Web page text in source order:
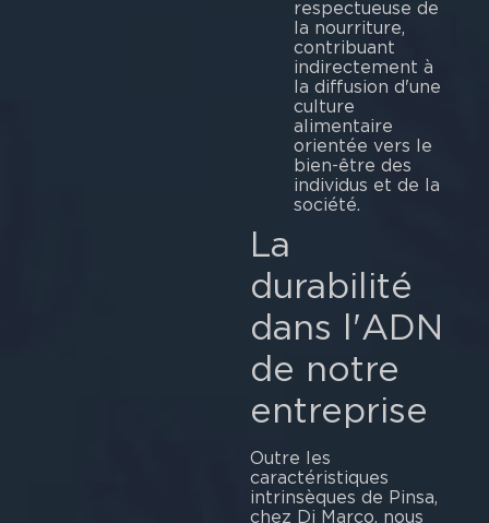
respectueuse de
la nourriture,
contribuant
indirectement à
la diffusion d'une
culture
alimentaire
orientée vers le
bien-être des
individus et de la
société.
La
durabilité
dans l'ADN
de notre
entreprise
Outre les
caractéristiques
intrinsèques de Pinsa,
chez Di Marco, nous